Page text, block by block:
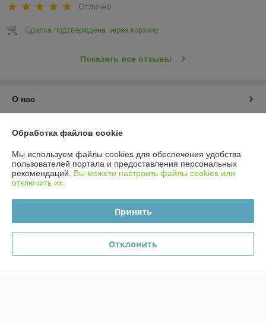
Отлично
Сделка подтверждена через корзину
Показать все отзывы
О нас
Доставка и оплата
График работы
Обработка файлов cookie
Мы используем файлы cookies для обеспечения удобства
пользователей портала и предоставления персональных
рекомендаций. Вы можете настроить файлы cookies или
отключить их.
Принять
Отклонить